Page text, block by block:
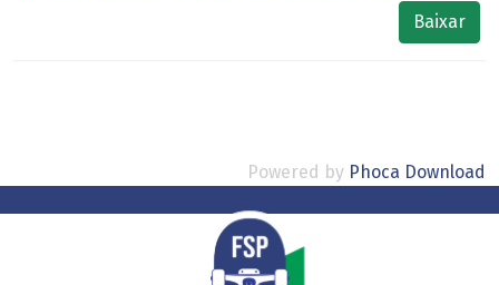
Baixar
Powered by Phoca Download